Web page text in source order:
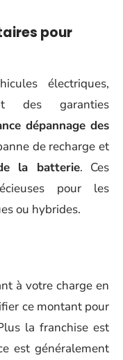
pour
électriques,
des garanties
dépannage des
de recharge et
la batterie. Ces
pour les
ou hybrides.
à votre charge en
ce montant pour
la franchise est
est généralement